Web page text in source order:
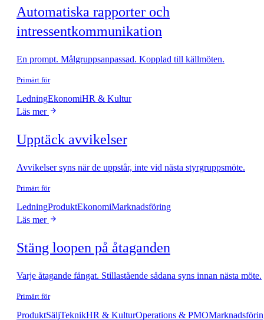
Automatiska rapporter och
intressentkommunikation
En prompt. Målgruppsanpassad. Kopplad till källmöten.
Primärt för
LedningEkonomiHR & Kultur
Läs mer
Upptäck avvikelser
Avvikelser syns när de uppstår, inte vid nästa styrgruppsmöte.
Primärt för
LedningProduktEkonomiMarknadsföring
Läs mer
Stäng loopen på åtaganden
Varje åtagande fångat. Stillastående sådana syns innan nästa möte.
Primärt för
ProduktSäljTeknikHR & KulturOperations & PMO